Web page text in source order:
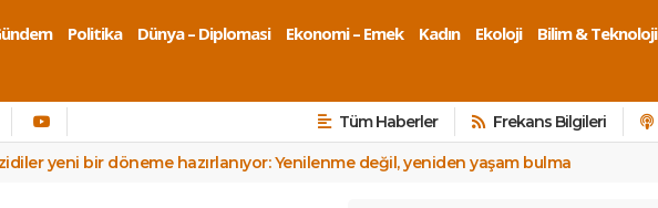
Politika Dünya – Diplomasi Ekonomi – Emek Kadın Ekoloji
Bilim & Teknoloji
Tüm Haberler Frekans Bilgileri
yeni bir döneme hazırlanıyor: Yenilenme değil, yeniden yaşam bulma